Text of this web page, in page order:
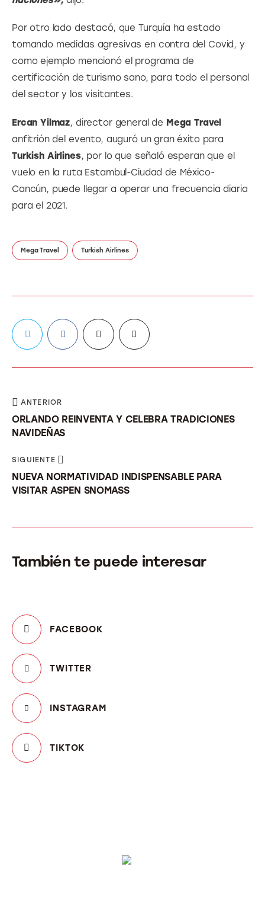
Por otro lado destacó, que Turquía ha estado
tomando medidas agresivas en contra del Covid, y
como ejemplo mencionó el programa de
certificación de turismo sano, para todo el personal
del sector y los visitantes.
Ercan Yilmaz, director general de Mega Travel
anfitrión del evento, auguró un gran éxito para
Turkish Airlines, por lo que señaló esperan que el
vuelo en la ruta Estambul-Ciudad de México-
Cancún, puede llegar a operar una frecuencia diaria
para el 2021.
Mega Travel Turkish Airlines
ANTERIOR
ORLANDO REINVENTA Y CELEBRA TRADICIONES
NAVIDEÑAS
SIGUIENTE
NUEVA NORMATIVIDAD INDISPENSABLE PARA
VISITAR ASPEN SNOMASS
También te puede interesar
FACEBOOK
TWITTER
INSTAGRAM
TIKTOK